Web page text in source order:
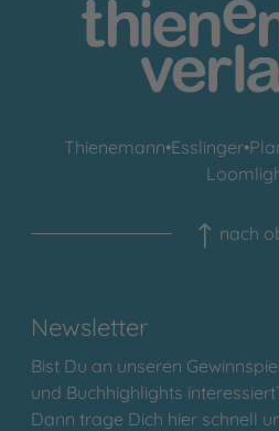
Thienemann•Esslinger•
nach
Newsletter
Bist Du an unseren
und Buchhighlights
Dann trage Dich hier schnell